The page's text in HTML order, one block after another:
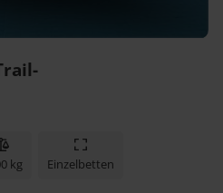
kg Einzelbetten